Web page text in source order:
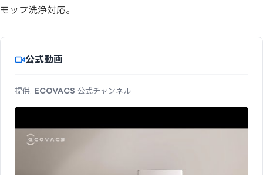
モップ洗浄対応。
公式動画
提供: ECOVACS 公式チャンネル